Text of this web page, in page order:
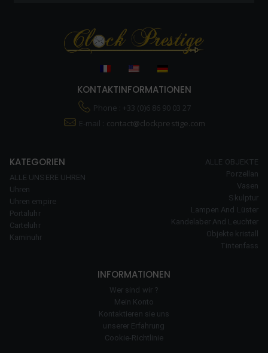
KONTAKTINFORMATIONEN
Phone : +33 (0)6 86 90 03 27
E-mail : contact@clockprestige.com
KATEGORIEN
ALLE UNSERE UHREN
Uhren
Uhren empire
Portaluhr
Carteluhr
Kaminuhr
ALLE OBJEKTE
Porzellan
Vasen
Skulptur
Lampen And Lüster
Kandelaber And Leuchter
Objekte kristall
Tintenfass
INFORMATIONEN
Wer sind wir ?
Mein Konto
Kontaktieren sie uns
unserer Erfahrung
Cookie-Richtlinie